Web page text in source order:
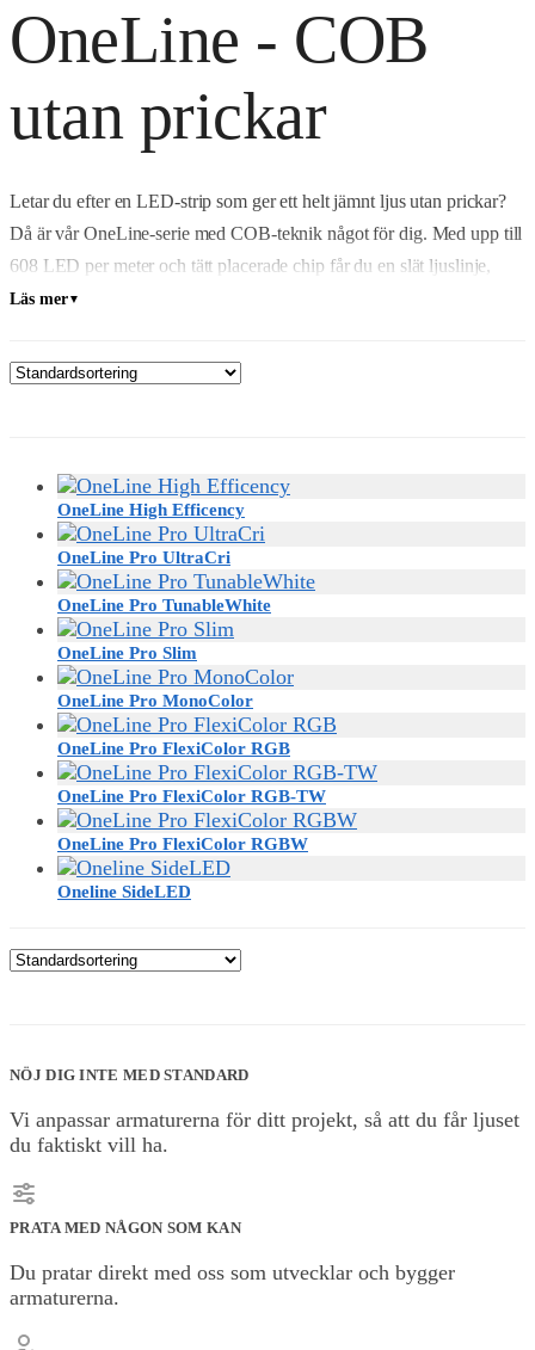
OneLine - COB
utan prickar
Letar du efter en LED-strip som ger ett helt jämnt ljus utan prickar?
Då är vår OneLine-serie med COB-teknik något för dig. Med upp till
608 LED per meter och tätt placerade chip får du en slät ljuslinje,
även i grunda profiler eller vid synlig montering – helt utan synliga
OneLine passar perfekt för allt från köksbelysning och
Vill du ha extra bra färgåtergivning? Då ska du spana in OneLine Pro
UltraCRI, som har ett färgåtergivningsindex på hela CRI95+. Det
betyder att färger upplevs mer naturliga och levande – perfekt för
miljöer där detaljerna spelar roll.
Stripparna finns i flera bredder och effektnivåer och går att kapa med
täta mellanrum för exakt längdanpassning. De drivs med 24 V DC
och monteras enkelt med självhäftande baksida.
Oavsett om du bygger kök, designar butik eller bara vill ha snygg
ljussättning hemma – OneLine-serien ger dig COB-ljus med
proffskänsla.
Läs mer▼
OneLine High Efficency
OneLine Pro UltraCri
OneLine Pro TunableWhite
OneLine Pro Slim
OneLine Pro MonoColor
OneLine Pro FlexiColor RGB
OneLine Pro FlexiColor RGB-TW
OneLine Pro FlexiColor RGBW
Oneline SideLED
NÖJ DIG INTE MED STANDARD
Vi anpassar armaturerna för ditt projekt, så att du får ljuset
du faktiskt vill ha.
PRATA MED NÅGON SOM KAN
Du pratar direkt med oss som utvecklar och bygger
armaturerna.